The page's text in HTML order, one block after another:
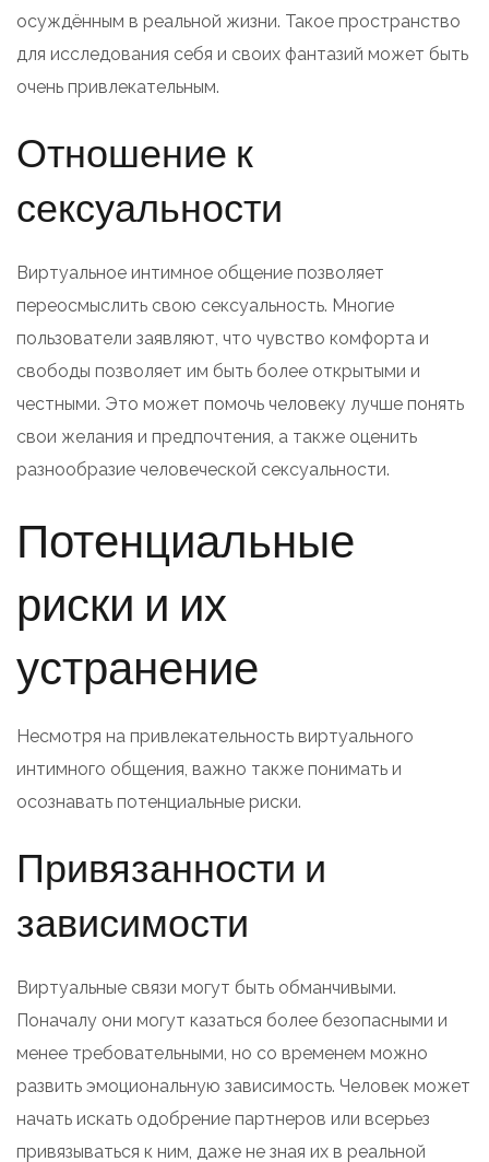
осуждённым в реальной жизни. Такое пространство
для исследования себя и своих фантазий может быть
очень привлекательным.
Отношение к
сексуальности
Виртуальное интимное общение позволяет
переосмыслить свою сексуальность. Многие
пользователи заявляют, что чувство комфорта и
свободы позволяет им быть более открытыми и
честными. Это может помочь человеку лучше понять
свои желания и предпочтения, а также оценить
разнообразие человеческой сексуальности.
Потенциальные
риски и их
устранение
Несмотря на привлекательность виртуального
интимного общения, важно также понимать и
осознавать потенциальные риски.
Привязанности и
зависимости
Виртуальные связи могут быть обманчивыми.
Поначалу они могут казаться более безопасными и
менее требовательными, но со временем можно
развить эмоциональную зависимость. Человек может
начать искать одобрение партнеров или всерьез
привязываться к ним, даже не зная их в реальной